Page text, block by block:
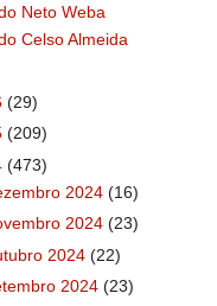
Neto Weba
Celso Almeida
(29)
(209)
(473)
2024 (16)
2024 (23)
2024 (22)
2024 (23)